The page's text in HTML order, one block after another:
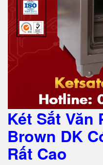
Két Sắt Văn
Brown DK
Rất Cao